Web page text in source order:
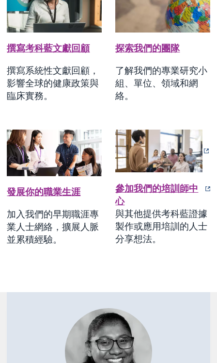
撰寫考科藍文獻回顧
撰寫系統性文獻回顧，
影響全球的健康政策與
臨床實務。
探索我們的團隊
了解我們的專業研究小
組、單位、領域和網
絡。
發展你的職業生涯
加入我們的早期職涯專
業人士網絡，擴展人脈
並累積經驗。
參加我們的培訓師中
心
與其他提供考科藍證據
製作或應用培訓的人士
分享想法。